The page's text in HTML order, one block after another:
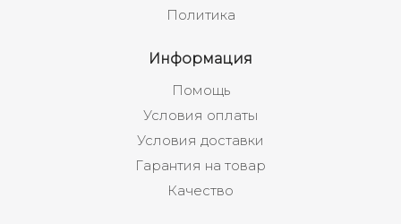
Политика
Информация
Помощь
Условия оплаты
Условия доставки
Гарантия на товар
Качество